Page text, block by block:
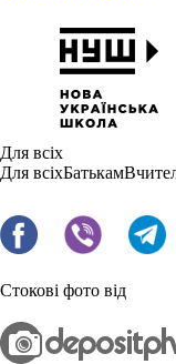
Для всіх
Для всіхБатькам
Стокові фото від